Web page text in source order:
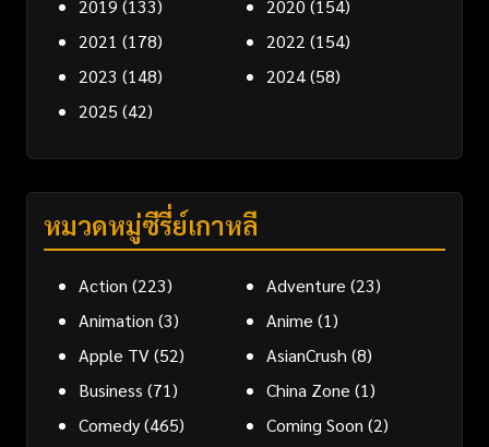
2019 (133) 2020 (154)
2021 (178) 2022 (154)
2023 (148) 2024(58)
2025 (42)
หมวดหมู่ซีรี่ย์เกาหลี
Action (223) Adventure (23)
Animation (3) Anime (1)
Apple TV(52) AsianCrush (8)
Business (71) China Zone (1)
Comedy(465) Coming Soon (2)